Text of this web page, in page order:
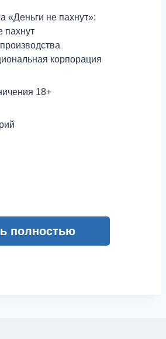
«Деньги не пахнут»:
пахнут
корпорация
18+
полностью